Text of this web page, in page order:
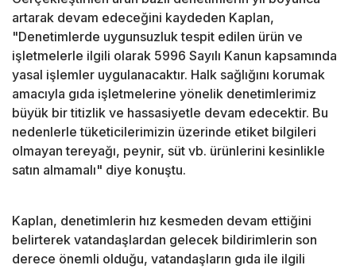
artarak devam edeceğini kaydeden Kaplan,
"Denetimlerde uygunsuzluk tespit edilen ürün ve
işletmelerle ilgili olarak 5996 Sayılı Kanun kapsamında
yasal işlemler uygulanacaktır. Halk sağlığını korumak
amacıyla gıda işletmelerine yönelik denetimlerimiz
büyük bir titizlik ve hassasiyetle devam edecektir. Bu
nedenlerle tüketicilerimizin üzerinde etiket bilgileri
olmayan tereyağı, peynir, süt vb. ürünlerini kesinlikle
satın almamalı" diye konuştu.
Kaplan, denetimlerin hız kesmeden devam ettiğini
belirterek vatandaşlardan gelecek bildirimlerin son
derece önemli olduğu, vatandaşların gıda ile ilgili